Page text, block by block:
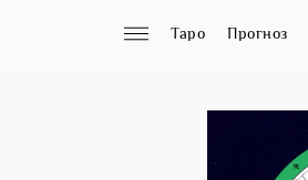
Таро Прогноз